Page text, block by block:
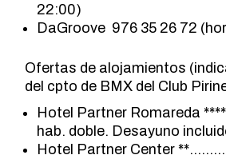
22:00)
DaGroove 976 35 26 72
Ofertas de alojamientos
del cpto de BMX del Club
Hotel Partner Romareda
hab. doble. Desayuno
Hotel Partner Center